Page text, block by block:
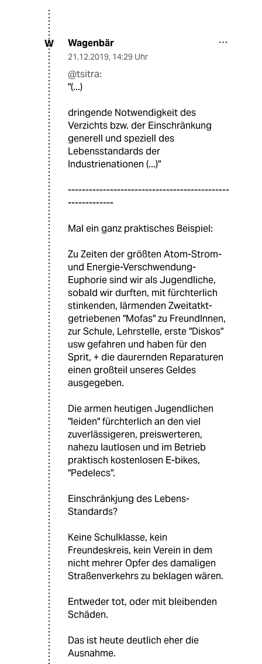
W Wagenbär
21.12.2019, 14:29 Uhr
@tsitra:
"(...)
dringende Notwendigkeit des
Verzichts bzw. der Einschränkung
generell und speziell des
Lebensstandards der
Industrienationen (...)"
----------------------------------------------
-------------
Mal ein ganz praktisches Beispiel:
Zu Zeiten der größten Atom-Strom-
und Energie-Verschwendung-
Euphorie sind wir als Jugendliche,
sobald wir durften, mit fürchterlich
stinkenden, lärmenden Zweitatkt-
getriebenen "Mofas" zu FreundInnen,
zur Schule, Lehrstelle, erste "Diskos"
usw gefahren und haben für den
Sprit, + die daurernden Reparaturen
einen großteil unseres Geldes
ausgegeben.
Die armen heutigen Jugendlichen
"leiden" fürchterlich an den viel
zuverlässigeren, preiswerteren,
nahezu lautlosen und im Betrieb
praktisch kostenlosen E-bikes,
"Pedelecs".
Einschränkjung des Lebens-
Standards?
Keine Schulklasse, kein
Freundeskreis, kein Verein in dem
nicht mehrer Opfer des damaligen
Straßenverkehrs zu beklagen wären.
Entweder tot, oder mit bleibenden
Schäden.
Das ist heute deutlich eher die
Ausnahme.